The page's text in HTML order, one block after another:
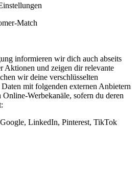
Match
informieren wir dich auch abseits
Aktionen und zeigen dir relevante
wir deine verschlüsselten
Daten mit folgenden externen Anbietern
Online-Werbekanäle, sofern du deren
LinkedIn, Pinterest, TikTok